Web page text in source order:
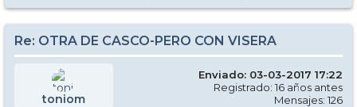
Re: OTRA DE CASCO-PERO CON VISERA
toniom
Enviado: 03-03-2017 17:22
Registrado: 16 años antes
Mensajes: 126